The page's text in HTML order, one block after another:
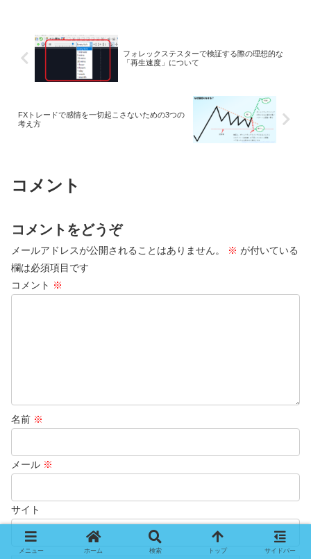
フォレックステスターで検証する際の理想的な
「再生速度」について
FXトレードで感情を一切起こさないための3つの
考え方
コメント
コメントをどうぞ
メールアドレスが公開されることはありません。 ※ が付いている
欄は必須項目です
コメント ※
名前 ※
メール ※
サイト
メニュー ホーム 検索 トップ サイドバー